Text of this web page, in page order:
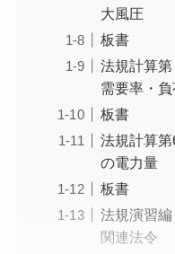
大風圧
板書
法規計算
需要率・
板書
法規計算
の電力量
板書
法規演習
関連法令